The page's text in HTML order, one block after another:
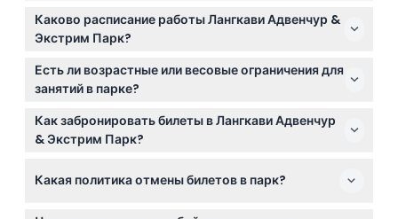
Вы можете насладиться более чем дюжиной
захватывающих занятий, включая поездки на
квадроциклах по джунглям, конные прогулки по
джунглям, флайинг фокс (зиплайн), картинг в
помещении, пейнтбол, стрельбу из лука, 7D-
Байк.
Каково расписание работы Лангкави Адвенчур &
Экстрим Парк?
Парк работает ежедневно с 10:00 до 18:00, при этом
последний вход разрешён в 17:00 (время может
меняться — пожалуйста, уточняйте при
бронировании).
Есть ли возрастные или весовые ограничения для
занятий в парке?
Участникам должно быть не менее 12 лет для
участия в активностях, однако дети младше 12
могут ехать в качестве пассажиров. Максимальный
150 кг.
Как забронировать билеты в Лангкави Адвенчур
& Экстрим Парк?
онлайн прямо на этом сайте, где также можно
Какая политика отмены билетов в парк?
Билеты не подлежат возврату и отмене, поэтому